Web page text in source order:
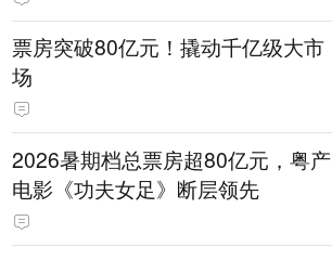
票房突破80亿元！撬动千亿级大市
场
2026暑期档总票房超80亿元，粤产
电影《功夫女足》断层领先